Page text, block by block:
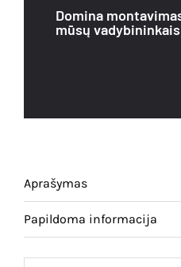
T120-
MS
Domina
mūsų
Aprašymas
Papildoma informacija